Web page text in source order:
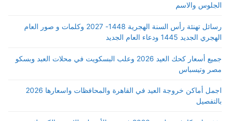
الجلوس والاسم
رسائل تهنئة رأس السنة الهجرية 1448- 2027 وكلمات و صور العام
الهجري الجديد 1445 ودعاء العام الجديد
جميع أسعار كحك العيد 2026 وعلب البسكويت في محلات العبد وبسكو
مصر وتيسباس
اجمل أماكن خروجة العيد في القاهرة والمحافظات واسعارها 2026
بالتفصيل